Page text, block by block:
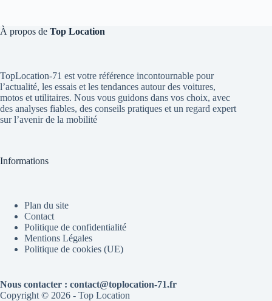
À propos de Top Location
TopLocation-71 est votre référence incontournable pour
l’actualité, les essais et les tendances autour des voitures,
motos et utilitaires. Nous vous guidons dans vos choix, avec
des analyses fiables, des conseils pratiques et un regard expert
sur l’avenir de la mobilité
Informations
Plan du site
Contact
Politique de confidentialité
Mentions Légales
Politique de cookies (UE)
Nous contacter : contact@toplocation-71.fr
Copyright © 2026 - Top Location